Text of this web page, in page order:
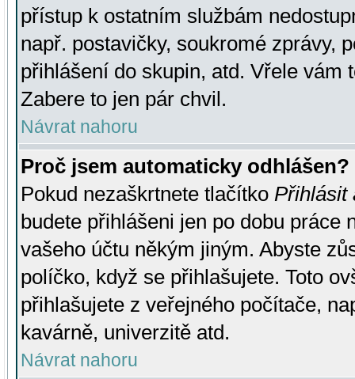
přístup k ostatním službám
např. postavičky, soukromé zprávy,
přihlášení do skupin, atd. Vřele vám
Zabere to jen pár chvil.
Návrat nahoru
Proč jsem automaticky odhlášen?
Pokud nezaškrtnete tlačítko Přihlásit
budete přihlášeni jen po dobu práce
vašeho účtu někým jiným. Abyste
políčko, když se přihlašujete. Toto
přihlašujete z veřejného počítače,
kavárně, univerzitě atd.
Návrat nahoru